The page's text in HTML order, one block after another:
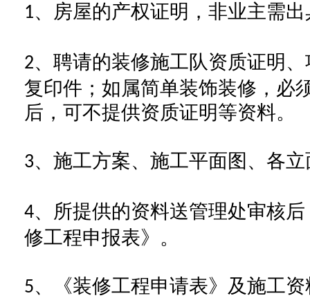
1、房屋的产权证明，非业主需
2、聘请的装修施工队资质证明
复印件；如属简单装饰装修，必
后，可不提供资质证明等资料。
3、施工方案、施工平面图、各
4、所提供的资料送管理处审核
修工程申报表》。
5、《装修工程申请表》及施工